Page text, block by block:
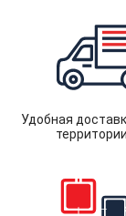
Удобная